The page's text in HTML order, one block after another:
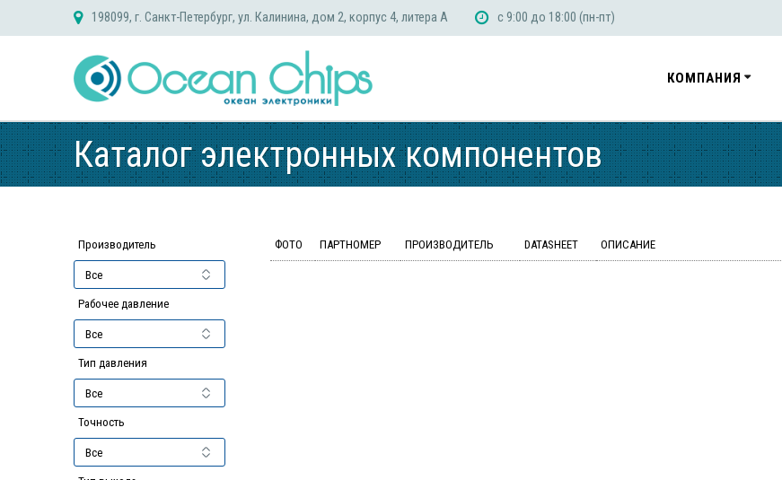
198099, г. Санкт-Петербург, ул. Калинина, дом 2, корпус 4, литера А с 9:00 до 18:00 (пн-пт)
КОМПАНИЯ
Каталог электронных компонентов
Производитель
Рабочее давление
Тип давления
Точность
ФОТО ПАРТНОМЕР ПРОИЗВОДИТЕЛЬ DATASHEET ОПИСАНИЕ